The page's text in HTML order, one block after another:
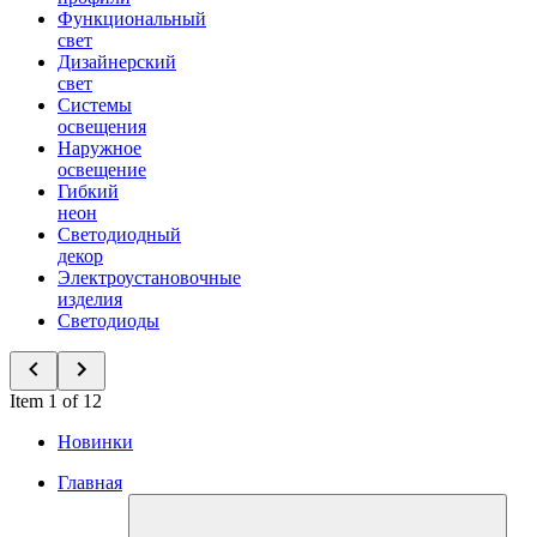
Функциональный
свет
Дизайнерский
свет
Системы
освещения
Наружное
освещение
Гибкий
неон
Светодиодный
декор
Электроустановочные
изделия
Светодиоды
Item 1 of 12
Новинки
Главная